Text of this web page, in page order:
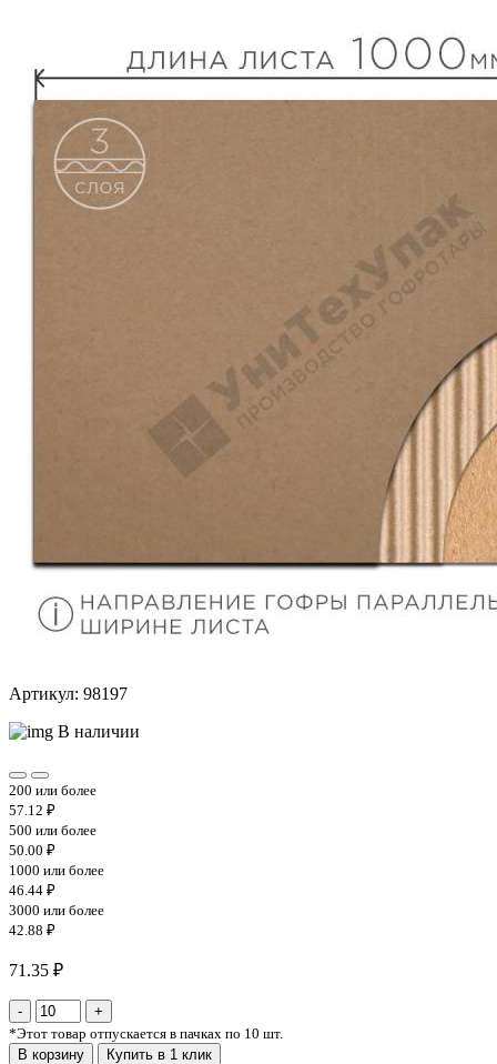
Артикул: 98197
В наличии
200 или более
57.12 ₽
500 или более
50.00 ₽
1000 или более
46.44 ₽
3000 или более
42.88 ₽
71.35 ₽
*Этот товар отпускается в пачках по 10 шт.
В корзину
Купить в 1 клик